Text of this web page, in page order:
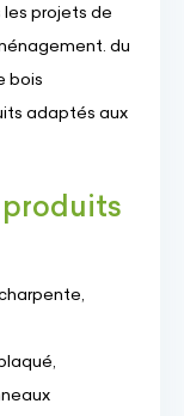
projets de
du
bois
adaptés aux